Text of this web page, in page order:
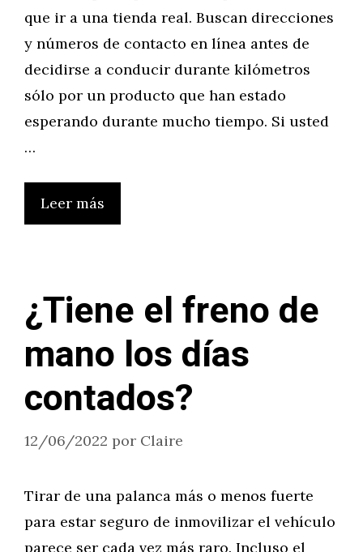
que ir a una tienda real. Buscan direcciones
y números de contacto en línea antes de
decidirse a conducir durante kilómetros
sólo por un producto que han estado
esperando durante mucho tiempo. Si usted
…
Leer más
¿Tiene el freno de
mano los días
contados?
12/06/2022 por Claire
Tirar de una palanca más o menos fuerte
para estar seguro de inmovilizar el vehículo
parece ser cada vez más raro. Incluso el